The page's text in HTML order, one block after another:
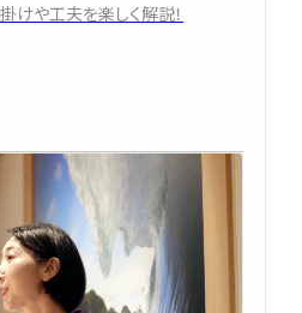
けや工夫を楽しく解説！